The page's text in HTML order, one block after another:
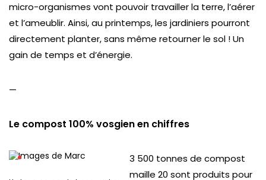
micro-organismes vont pouvoir travailler la terre, l’aérer
et l’ameublir. Ainsi, au printemps, les jardiniers pourront
directement planter, sans même retourner le sol ! Un
gain de temps et d’énergie.
—
Le compost 100% vosgien en chiffres
3 500 tonnes de compost
maille 20 sont produits pour